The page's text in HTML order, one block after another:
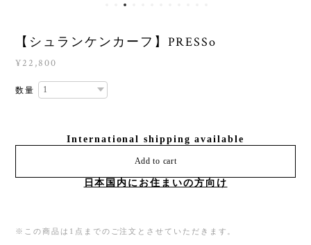
【シュランケンカーフ】PRESSo
¥22,800
数量
International shipping available
Add to cart
日本国内にお住まいの方向け
※この商品は1点までのご注文とさせていただきます。